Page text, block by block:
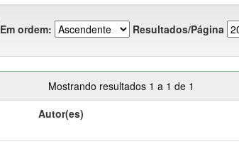
Em ordem: Resultados/Página
Mostrando resultados 1 a 1 de 1
Autor(es)